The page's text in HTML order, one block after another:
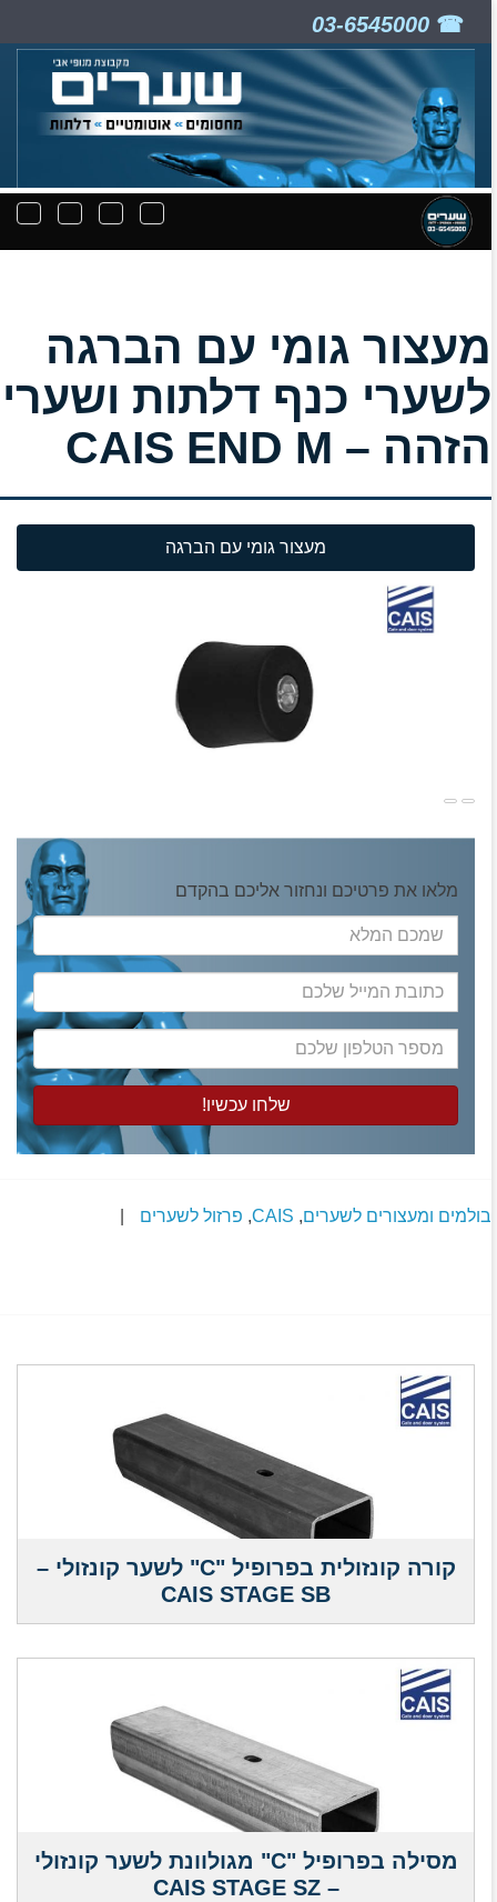
תפריט
יצירת
תפריט
חיפוש
ניווט
קבצים
מעצור גומי עם הברגה
לשערי כנף דלתות ושערי
הזהה – CAIS END M
מעצור גומי עם הברגה
מלאו את פרטיכם ונחזור אליכם בהקדם
שמכם
המלא
כתובת
המייל
שלכם
מספר
הטלפון
שלכם
בולמים ומעצורים לשערים,
CAIS
, פרזול לשערים
קורה קונזולית בפרופיל "C" לשער קונזולי –
CAIS STAGE SB
מסילה בפרופיל "C" מגולוונת לשער קונזולי
– CAIS STAGE SZ